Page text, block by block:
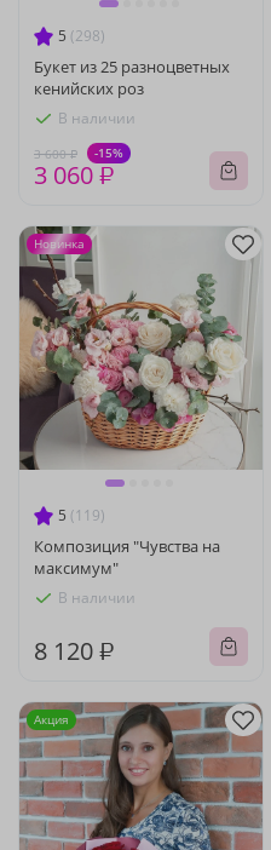
5 (298)
Букет из 25 разноцветных
кенийских роз
В наличии
3 600 ₽ -15%
3 060 ₽
5 (119)
Композиция "Чувства на
максимум"
В наличии
8 120 ₽
Новинка
Акция